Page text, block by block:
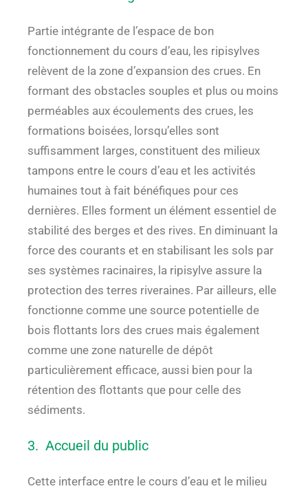
Partie intégrante de l’espace de bon
fonctionnement du cours d’eau, les ripisylves
relèvent de la zone d’expansion des crues. En
formant des obstacles souples et plus ou moins
perméables aux écoulements des crues, les
formations boisées, lorsqu’elles sont
suffisamment larges, constituent des milieux
tampons entre le cours d’eau et les activités
humaines tout à fait bénéfiques pour ces
dernières. Elles forment un élément essentiel de
stabilité des berges et des rives. En diminuant la
force des courants et en stabilisant les sols par
ses systèmes racinaires, la ripisylve assure la
protection des terres riveraines. Par ailleurs, elle
fonctionne comme une source potentielle de
bois flottants lors des crues mais également
comme une zone naturelle de dépôt
particulièrement efficace, aussi bien pour la
rétention des flottants que pour celle des
sédiments.
3. Accueil du public
Cette interface entre le cours d’eau et le milieu